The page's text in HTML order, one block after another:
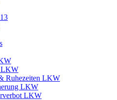
LKW
Ruhezeiten LKW
LKW
LKW